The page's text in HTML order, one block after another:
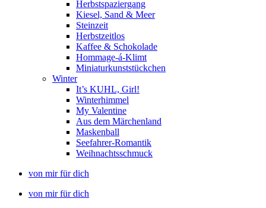
Herbstspaziergang
Kiesel, Sand & Meer
Steinzeit
Herbstzeitlos
Kaffee & Schokolade
Hommage-á-Klimt
Miniaturkunststückchen
Winter
It’s KUHL, Girl!
Winterhimmel
My Valentine
Aus dem Märchenland
Maskenball
Seefahrer-Romantik
Weihnachtsschmuck
von mir für dich
von mir für dich